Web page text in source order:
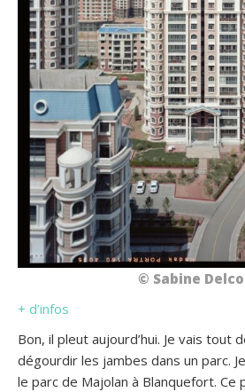
© Sabine
+ d’infos
Bon, il pleut aujourd’hui. Je vais tout
dégourdir les jambes dans un parc.
le parc de Majolan à Blanquefort. Ce